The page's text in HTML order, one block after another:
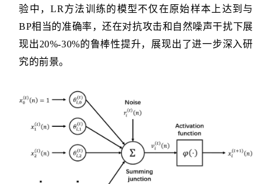
验中，LR方法训练的模型不仅在原始样本上达到与
BP相当的准确率，还在对抗攻击和自然噪声干扰下展
现出20%-30%的鲁棒性提升，展现出了进一步深入研
究的前景。